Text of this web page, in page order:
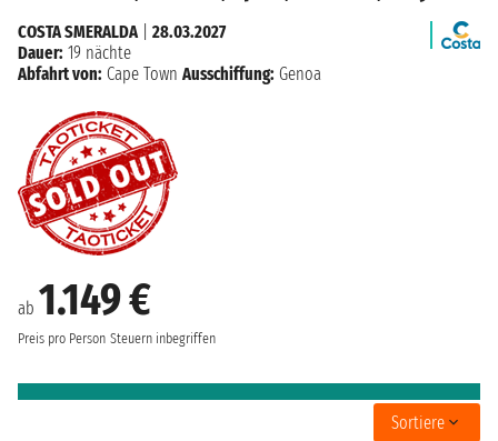
ab 1.149 €
Preis pro Person Steuern inbegriffen
COSTA SMERALDA| 28.03.2027
Dauer: 19 nächte
Abfahrt von: Cape Town Ausschiffung: Genoa
Sortiere